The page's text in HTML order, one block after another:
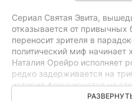
Сериал Святая Эвита,
отказывается от привычных
переносит зрителя в
политический миф начинает
Наталия Орейро исполняет
редко задерживается на
история фокусируется на
сюрреалистичном